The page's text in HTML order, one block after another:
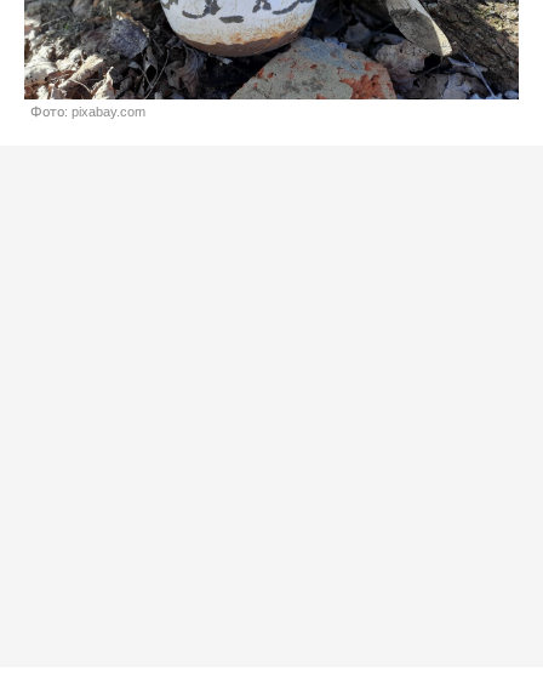
Фото: pixabay.com